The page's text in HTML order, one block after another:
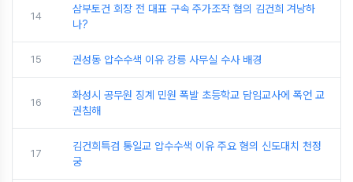
14
삼부토건 회장 전 대표 구속 주가조작 혐의 김건희 겨낭하
나?
15 권성동 압수수색 이유 강릉 사무실 수사 배경
16
화성시 공무원 징계 민원 폭발 초등학교 담임교사에 폭언 교
권침해
17
김건희특검 통일교 압수수색 이유 주요 혐의 신도대치 천정
궁